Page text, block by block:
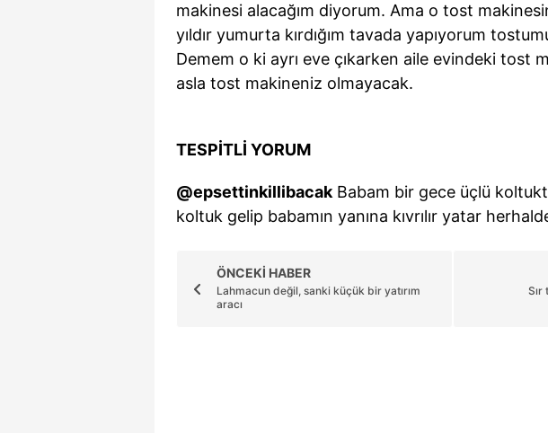
6698 sayılı Kişisel Verilerin Korunması Kanunu
mevzuata uygun olarak kullanılan çerezlerle ilgili bilgi
makinesi alacağım diyorum. Ama o tost
yıldır yumurta kırdığım tavada yapıyorum
Demem o ki ayrı eve çıkarken aile evindeki tost
asla tost makineniz olmayacak.
TESPİTLİ YORUM
@epsettinkillibacak Babam bir gece üçlü
koltuk gelip babamın yanına kıvrılır yatar
ÖNCEKİ HABER
Lahmacun değil, sanki küçük bir yatırım
aracı
Sır